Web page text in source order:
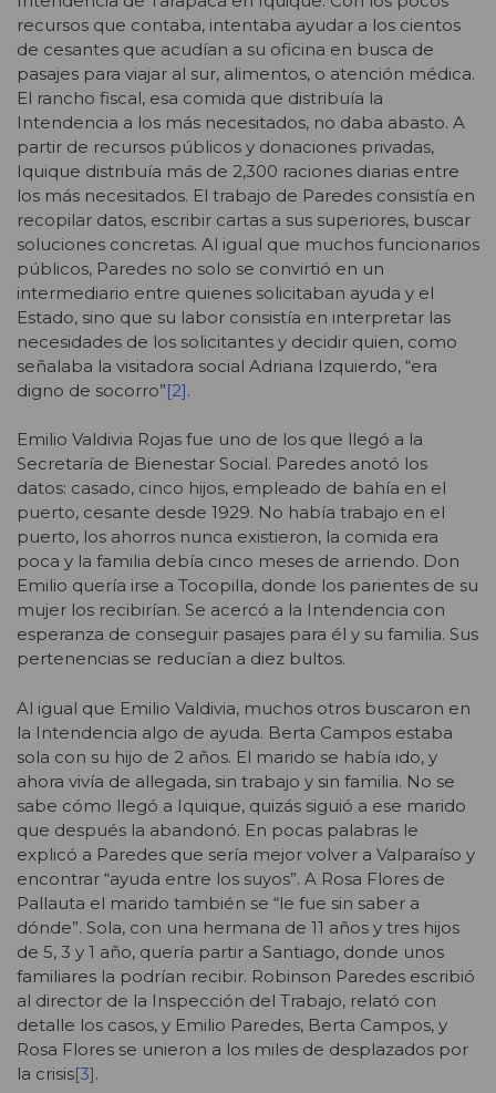
recursos que contaba, intentaba ayudar a los cientos
de cesantes que acudían a su oficina en busca de
pasajes para viajar al sur, alimentos, o atención médica.
El rancho fiscal, esa comida que distribuía la
Intendencia a los más necesitados, no daba abasto. A
partir de recursos públicos y donaciones privadas,
Iquique distribuía más de 2,300 raciones diarias entre
los más necesitados. El trabajo de Paredes consistía en
recopilar datos, escribir cartas a sus superiores, buscar
soluciones concretas. Al igual que muchos funcionarios
públicos, Paredes no solo se convirtió en un
intermediario entre quienes solicitaban ayuda y el
Estado, sino que su labor consistía en interpretar las
necesidades de los solicitantes y decidir quien, como
señalaba la visitadora social Adriana Izquierdo, “era
digno de socorro”[2].
Emilio Valdivia Rojas fue uno de los que llegó a la
Secretaría de Bienestar Social. Paredes anotó los
datos: casado, cinco hijos, empleado de bahía en el
puerto, cesante desde 1929. No había trabajo en el
puerto, los ahorros nunca existieron, la comida era
poca y la familia debía cinco meses de arriendo. Don
Emilio quería irse a Tocopilla, donde los parientes de su
mujer los recibirían. Se acercó a la Intendencia con
esperanza de conseguir pasajes para él y su familia. Sus
pertenencias se reducían a diez bultos.
Al igual que Emilio Valdivia, muchos otros buscaron en
la Intendencia algo de ayuda. Berta Campos estaba
sola con su hijo de 2 años. El marido se había ido, y
ahora vivía de allegada, sin trabajo y sin familia. No se
sabe cómo llegó a Iquique, quizás siguió a ese marido
que después la abandonó. En pocas palabras le
explicó a Paredes que sería mejor volver a Valparaíso y
encontrar “ayuda entre los suyos”. A Rosa Flores de
Pallauta el marido también se “le fue sin saber a
dónde”. Sola, con una hermana de 11 años y tres hijos
de 5, 3 y 1 año, quería partir a Santiago, donde unos
familiares la podrían recibir. Robinson Paredes escribió
al director de la Inspección del Trabajo, relató con
detalle los casos, y Emilio Paredes, Berta Campos, y
Rosa Flores se unieron a los miles de desplazados por
la crisis[3].